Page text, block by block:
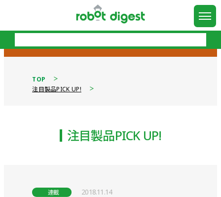
TOP
注目製品PICK UP!
注目製品PICK UP!
連載 2018.11.14